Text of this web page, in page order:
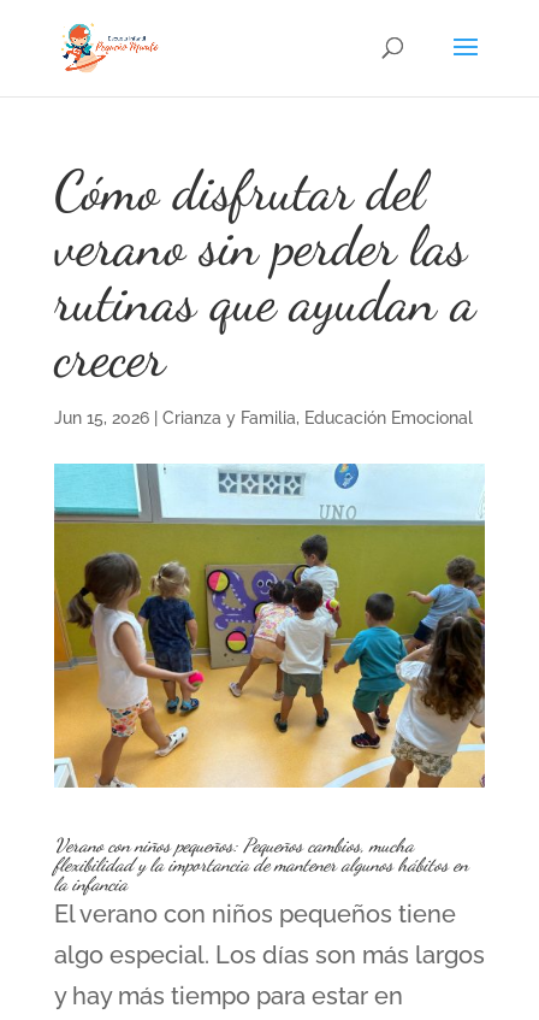
Cómo disfrutar del
verano sin perder las
rutinas que ayudan a
crecer
Jun 15, 2026| Crianza y Familia, Educación Emocional
Verano con niños pequeños: Pequeños cambios, mucha
flexibilidad y la importancia de mantener algunos hábitos en
la infancia
El verano con niños pequeños tiene
algo especial. Los días son más largos
y hay más tiempo para estar en